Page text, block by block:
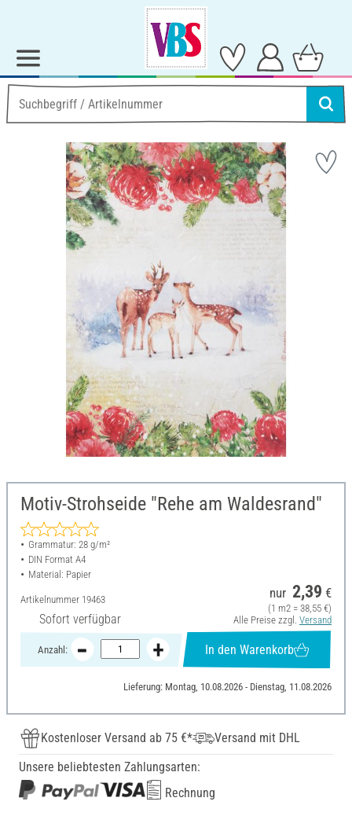
Motiv-Strohseide "Rehe am Waldesrand"
Grammatur: 28 g/m²
DIN Format A4
Material: Papier
Artikelnummer 19463
Sofort verfügbar
nur 2,39 €
(1 m2 = 38,55 €)
Alle Preise zzgl. Versand
Anzahl: In den Warenkorb
Lieferung: Montag, 10.08.2026 - Dienstag, 11.08.2026
Kostenloser Versand ab 75 €*
Versand mit DHL
Unsere beliebtesten Zahlungsarten:
Rechnung